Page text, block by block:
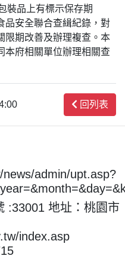
裝品上有標示保存期
品安全聯合查緝紀錄，對
限期改善及辦理複查。本
本府相關單位辦理相關查
回列表
admin/upt.asp?
:33001 地址：桃園市
index.asp